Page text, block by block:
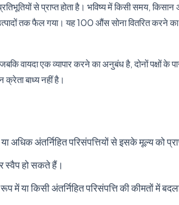
से प्राप्त होता है। भविष्य में किसी समय,
तक फैल गया। यह 100 औंस सोना वितरित करने
वायदा एक व्यापार करने का अनुबंध है, दोनों पक्षों के
बाध्य नहीं है।
अधिक अंतर्निहित परिसंपत्तियों से इसके मूल्य को
स्वैप हो सकते हैं।
में या किसी अंतर्निहित परिसंपत्ति की कीमतों में